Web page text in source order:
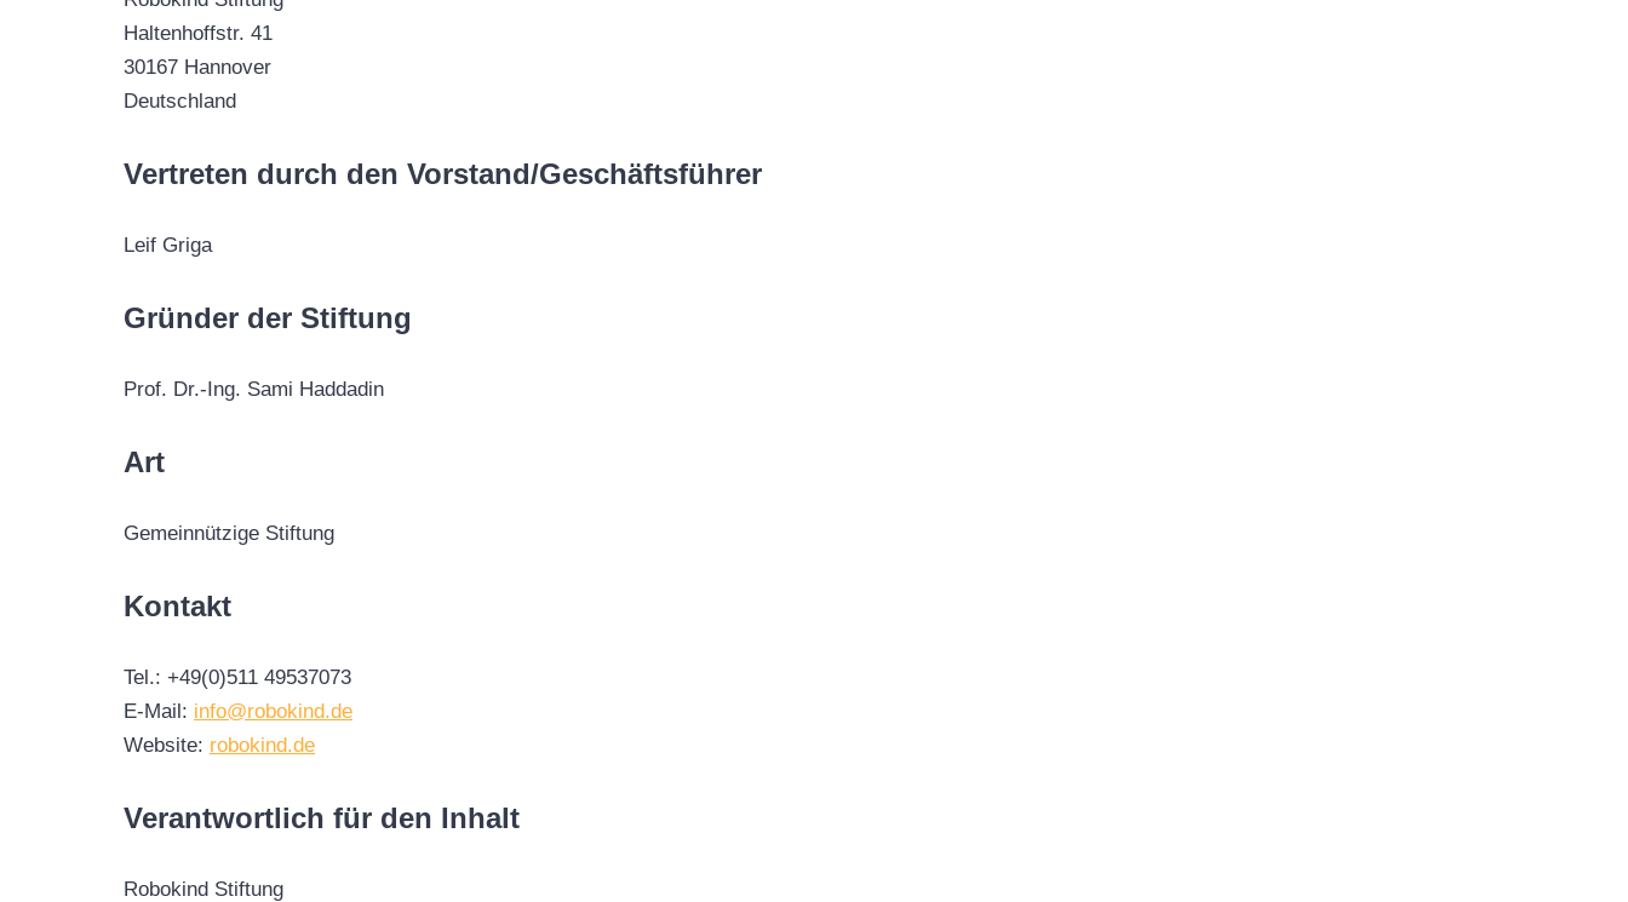
Haltenhoffstr. 41
30167 Hannover
Deutschland
Vertreten durch den Vorstand/Geschäftsführer
Leif Griga
Gründer der Stiftung
Prof. Dr.-Ing. Sami Haddadin
Art
Gemeinnützige Stiftung
Kontakt
Tel.: +49(0)511 49537073
E-Mail: info@robokind.de
Website: robokind.de
Verantwortlich für den Inhalt
Robokind Stiftung